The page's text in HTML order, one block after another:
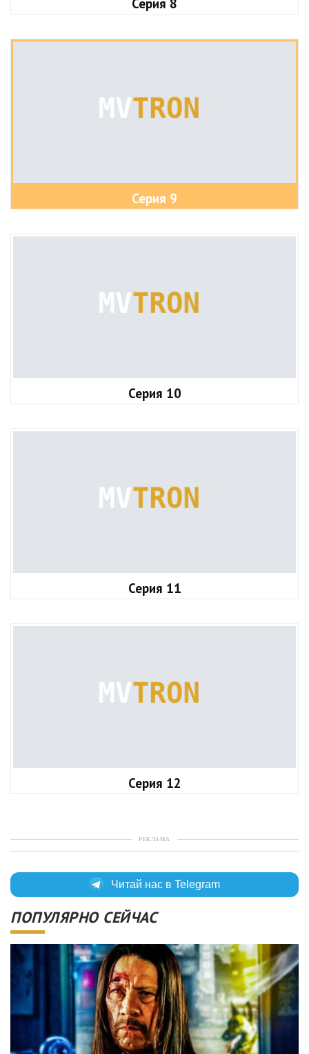
Серия 8
Серия 9
Серия 10
Серия 11
Серия 12
РЕКЛАМА
Читай нас в Telegram
ПОПУЛЯРНО СЕЙЧАС